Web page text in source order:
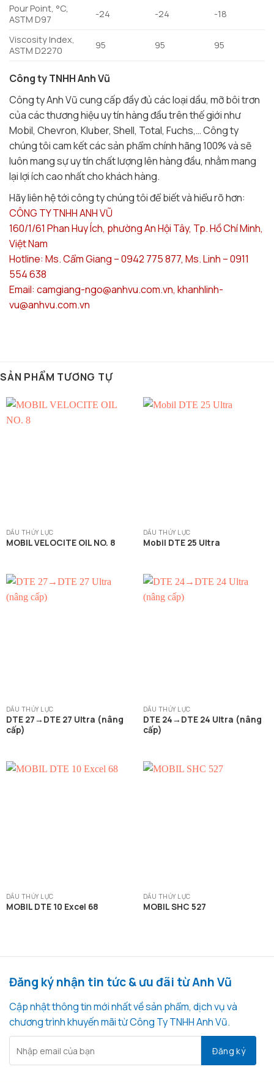
Pour Point, °C,
ASTM D97
-24 -24 -18
Viscosity Index,
ASTM D2270
95 95 95
Công ty TNHH Anh Vũ
Công ty Anh Vũ cung cấp đầy đủ các loại dầu, mỡ bôi trơn
của các thương hiệu uy tín hàng đầu trên thế giới như
Mobil, Chevron, Kluber, Shell, Total, Fuchs,… Công ty
chúng tôi cam kết các sản phẩm chính hãng 100% và sẽ
luôn mang sự uy tín chất lượng lên hàng đầu, nhằm mang
lại lợi ích cao nhất cho khách hàng.
Hãy liên hệ tới công ty chúng tôi để biết và hiểu rõ hơn:
CÔNG TY TNHH ANH VŨ
160/1/61 Phan Huy Ích, phường An Hội Tây, Tp. Hồ Chí Minh,
Việt Nam
Hotline: Ms. Cẩm Giang – 0942 775 877, Ms. Linh – 0911
554 638
Email: camgiang-ngo@anhvu.com.vn, khanhlinh-
vu@anhvu.com.vn
SẢN PHẨM TƯƠNG TỰ
DẦU THỦY LỰC
MOBIL VELOCITE OIL NO. 8
DẦU THỦY LỰC
Mobil DTE 25 Ultra
DẦU THỦY LỰC
DTE 27→DTE 27 Ultra (nâng
cấp)
DẦU THỦY LỰC
DTE 24→DTE 24 Ultra (nâng
cấp)
DẦU THỦY LỰC
MOBIL DTE 10 Excel 68
DẦU THỦY LỰC
MOBIL SHC 527
Đăng ký nhận tin tức & ưu đãi từ Anh Vũ
Cập nhật thông tin mới nhất về sản phẩm, dịch vụ và
chương trình khuyến mãi từ Công Ty TNHH Anh Vũ.